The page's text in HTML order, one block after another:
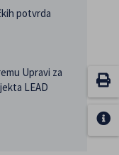
potvrda
Upravi za
LEAD